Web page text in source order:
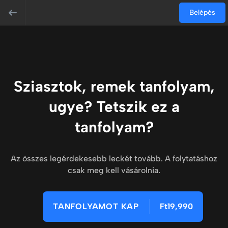
Belépés
Sziasztok, remek tanfolyam,
ugye? Tetszik ez a
tanfolyam?
Az összes legérdekesebb leckét tovább. A folytatáshoz
csak meg kell vásárolnia.
TANFOLYAMOT KAP Ft19,990